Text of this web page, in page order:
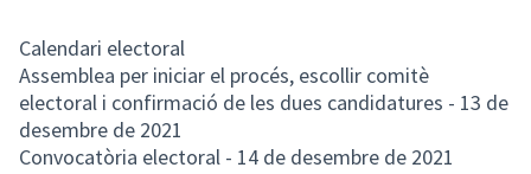
Calendari electoral
Assemblea per iniciar el procés, escollir comitè
electoral i confirmació de les dues candidatures - 13 de
desembre de 2021
Convocatòria electoral - 14 de desembre de 2021